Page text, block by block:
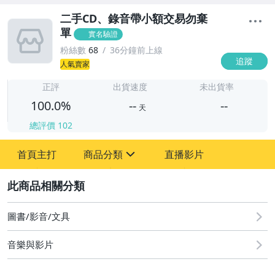
二手CD、錄音帶小額交易勿棄
單
實名驗證
粉絲數 68 36分鐘前上線
人氣賣家 追蹤
-
正評
100.0%
總評價 102
出貨速度
-- 天
未出貨率
--
首頁主打 商品分類
圖書/影音/文具
居家、家具與園藝
偶像、球員卡與郵幣
直播影片
圖書/影音/文具
音樂與影片